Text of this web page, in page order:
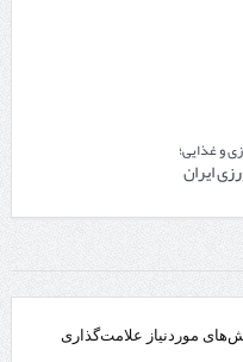
موردنیاز علامت‌گذاری